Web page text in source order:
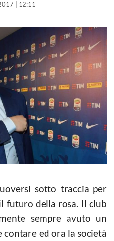
| 12:11
sotto traccia per
futuro della rosa. Il club
sempre avuto un
ed ora la società